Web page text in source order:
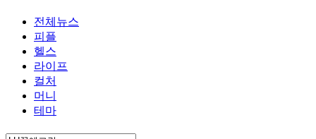
전체뉴스
피플
헬스
라이프
컬처
머니
테마